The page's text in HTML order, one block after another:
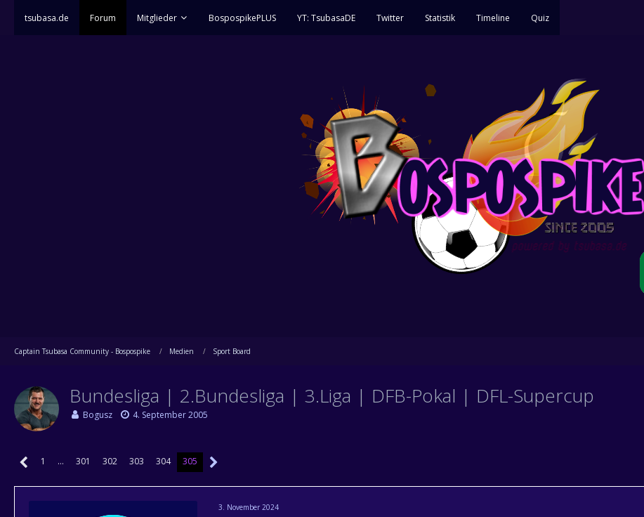
tsubasa.de Forum Mitglieder BospospikePLUS YT: TsubasaDE Twitter Statistik Timeline Quiz
Captain Tsubasa Community - Bospospike Medien Sport Board
Bundesliga | 2.Bundesliga | 3.Liga | DFB-Pokal | DFL-Supercup
Bogusz 4. September 2005
1 … 301 302 303 304 305
3. November 2024